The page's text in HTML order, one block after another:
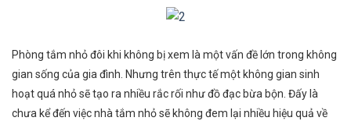
Phòng tắm nhỏ đôi khi không bị xem là một vấn đề lớn trong không
gian sống của gia đình. Nhưng trên thực tế một không gian sinh
hoạt quá nhỏ sẽ tạo ra nhiều rắc rối như đồ đạc bừa bộn. Đấy là
chưa kể đến việc nhà tắm nhỏ sẽ không đem lại nhiều hiệu quả về